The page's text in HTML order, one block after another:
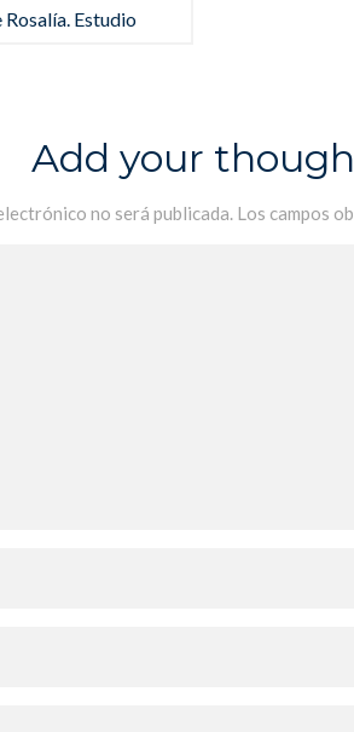
Rosalía. Estudio
Add your
no será publicada. Los campos